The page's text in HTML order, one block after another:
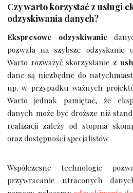
Czy warto korzystać z usługi
odzyskiwania danych?
Ekspresowe odzyskiwanie
pozwala na szybsze odzyskanie
Warto rozważyć skorzystanie z
dane są niezbędne do
np. w przypadku ważnych
Warto jednak pamiętać, że
danych może być droższe niż
realizacji zależy od stopnia
oraz dostępności specjalistów.
Współczesne technologie
przywracanie utraconych